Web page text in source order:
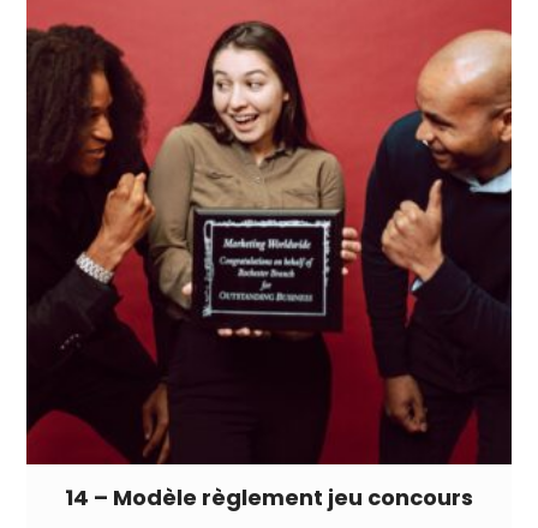
14 – Modèle règlement jeu concours